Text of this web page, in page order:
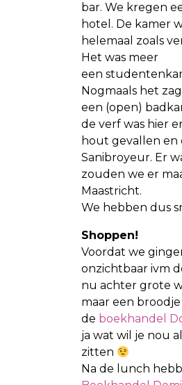
bar. We kregen
hotel. De kamer
helemaal zoals
Het was meer
een
Nogmaals het
een (open)
de verf was hier
hout gevallen en
Sanibroyeur. Er
zouden we er
Maastricht.
We hebben dus
Shoppen!
Voordat we
onzichtbaar ivm
nu achter grote
maar een
de boekhandel
ja wat wil je nou
zitten
Na de lunch